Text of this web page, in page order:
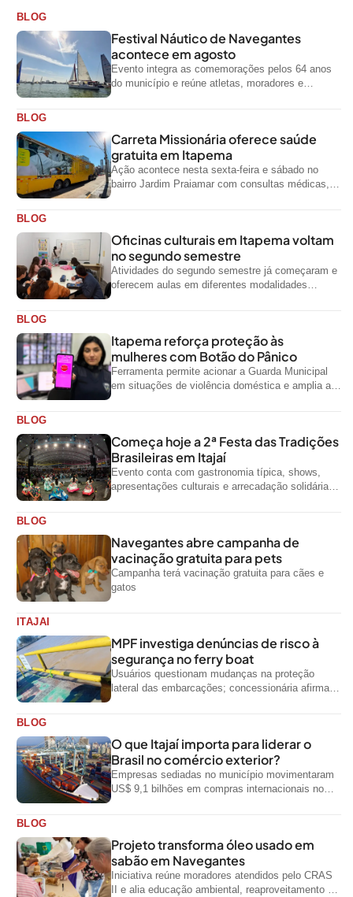
BLOG
Festival Náutico de Navegantes
acontece em agosto
Evento integra as comemorações pelos 64 anos
do município e reúne atletas, moradores e
BLOG
Carreta Missionária oferece saúde
gratuita em Itapema
Ação acontece nesta sexta-feira e sábado no
bairro Jardim Praiamar com consultas médicas,
BLOG
Oficinas culturais em Itapema voltam
no segundo semestre
Atividades do segundo semestre já começaram e
oferecem aulas em diferentes modalidades
BLOG
Itapema reforça proteção às
mulheres com Botão do Pânico
Ferramenta permite acionar a Guarda Municipal
em situações de violência doméstica e amplia a
BLOG
Começa hoje a 2ª Festa das Tradições
Brasileiras em Itajaí
Evento conta com gastronomia típica, shows,
apresentações culturais e arrecadação solidária
BLOG
Navegantes abre campanha de
vacinação gratuita para pets
Campanha terá vacinação gratuita para cães e
gatos
ITAJAI
MPF investiga denúncias de risco à
segurança no ferry boat
Usuários questionam mudanças na proteção
lateral das embarcações; concessionária afirma
BLOG
O que Itajaí importa para liderar o
Brasil no comércio exterior?
Empresas sediadas no município movimentaram
US$ 9,1 bilhões em compras internacionais no
BLOG
Projeto transforma óleo usado em
sabão em Navegantes
Iniciativa reúne moradores atendidos pelo CRAS
II e alia educação ambiental, reaproveitamento de